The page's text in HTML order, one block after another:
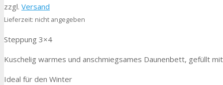
zzgl. Versand
Lieferzeit: nicht angegeben
Steppung 3×4
Kuschelig warmes und anschmiegsames Daunenbett, gefüllt
Ideal für den Winter